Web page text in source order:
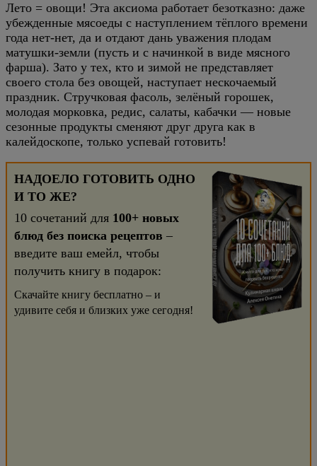
Лето = овощи! Эта аксиома работает безотказно: даже
убежденные мясоеды с наступлением тёплого времени
года нет-нет, да и отдают дань уважения плодам
матушки-земли (пусть и с начинкой в виде мясного
фарша). Зато у тех, кто и зимой не представляет
своего стола без овощей, наступает нескочаемый
праздник. Стручковая фасоль, зелёный горошек,
молодая морковка, редис, салаты, кабачки — новые
сезонные продукты сменяют друг друга как в
калейдоскопе, только успевай готовить!
НАДОЕЛО ГОТОВИТЬ ОДНО
И ТО ЖЕ?
10 сочетаний для 100+ новых
блюд без поиска рецептов –
введите ваш емейл, чтобы
получить книгу в подарок:
Скачайте книгу бесплатно – и
удивите себя и близких уже сегодня!